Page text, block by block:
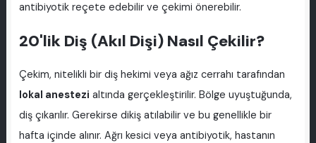
antibiyotik reçete edebilir ve çekimi önerebilir.
20'lik Diş (Akıl Dişi) Nasıl Çekilir?
Çekim, nitelikli bir diş hekimi veya ağız cerrahı tarafından
lokal anestezi altında gerçekleştirilir. Bölge uyuştuğunda,
diş çıkarılır. Gerekirse dikiş atılabilir ve bu genellikle bir
hafta içinde alınır. Ağrı kesici veya antibiyotik, hastanın